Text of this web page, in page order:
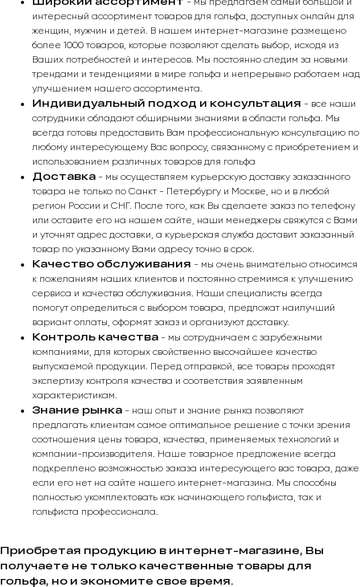
интересный ассортимент товаров для гольфа, доступных онлайн для
женщин, мужчин и детей. В нашем интернет-магазине размещено
более 1000 товаров, которые позволяют сделать выбор, исходя из
Ваших потребностей и интересов. Мы постоянно следим за новыми
трендами и тенденциями в мире гольфа и непрерывно работаем над
улучшением нашего ассортимента.
Индивидуальный подход и консультация - все наши
сотрудники обладают обширными знаниями в области гольфа. Мы
всегда готовы предоставить Вам профессиональную консультацию по
любому интересующему Вас вопросу, связанному с приобретением и
использованием различных товаров для гольфа
Доставка - мы осуществляем курьерскую доставку заказанного
товара не только по Санкт - Петербургу и Москве, но и в любой
регион России и СНГ. После того, как Вы сделаете заказ по телефону
или оставите его на нашем сайте, наши менеджеры свяжутся с Вами
и уточнят адрес доставки, а курьерская служба доставит заказанный
товар по указанному Вами адресу точно в срок.
Качество обслуживания - мы очень внимательно относимся
к пожеланиям наших клиентов и постоянно стремимся к улучшению
сервиса и качества обслуживания. Наши специалисты всегда
помогут определиться с выбором товара, предложат наилучший
вариант оплаты, оформят заказ и организуют доставку.
Контроль качества - мы сотрудничаем с зарубежными
компаниями, для которых свойственно высочайшее качество
выпускаемой продукции. Перед отправкой, все товары проходят
экспертизу контроля качества и соответствия заявленным
характеристикам.
Знание рынка - наш опыт и знание рынка позволяют
предлагать клиентам самое оптимальное решение с точки зрения
соотношения цены товара, качества, применяемых технологий и
компании-производителя. Наше товарное предложение всегда
подкреплено возможностью заказа интересующего вас товара, даже
если его нет на сайте нашего интернет-магазина. Мы способны
полностью укомплектовать как начинающего гольфиста, так и
гольфиста профессионала.
Приобретая продукцию в интернет-магазине, Вы
получаете не только качественные товары для
гольфа, но и экономите свое время.